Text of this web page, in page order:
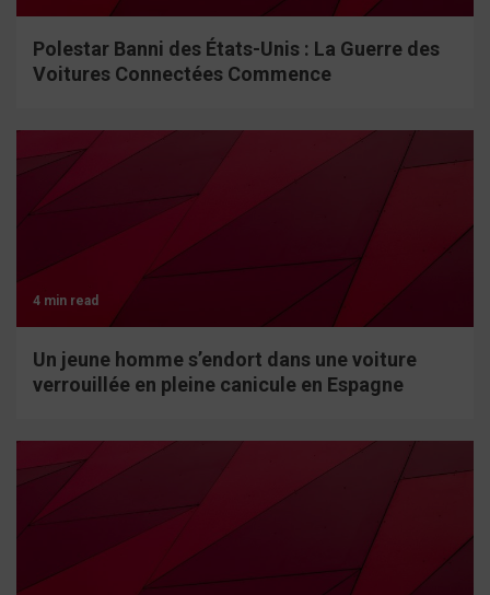
Polestar Banni des États-Unis : La Guerre des
Voitures Connectées Commence
4 min read
Un jeune homme s’endort dans une voiture
verrouillée en pleine canicule en Espagne